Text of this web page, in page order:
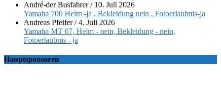
André-der Busfahrer/ 10. Juli 2026
Yamaha 700 Helm -ja , Bekleidung nein , Fotoerlaubnis-ja
Andreas Pfeifer/4. Juli 2026
Yamaha MT 07, Helm - nein, Bekleidung - nein,
Fotoerlaubnis - ja
Hauptsponsoren